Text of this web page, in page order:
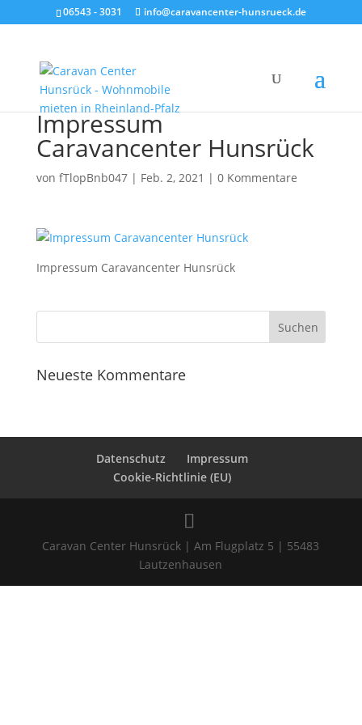
06543 - 3031 info@caravancenter-hunsrueck.de
Impressum
Caravancenter Hunsrück
von fTlopBnb047| Feb. 2, 2021 | 0 Kommentare
Impressum Caravancenter Hunsrück
Neueste Kommentare
Datenschutz
Impressum
Cookie-Richtlinie (EU)
Caravan Center Hunsrück | Am Flugplatz 5 | 55483
Lautzenhausen